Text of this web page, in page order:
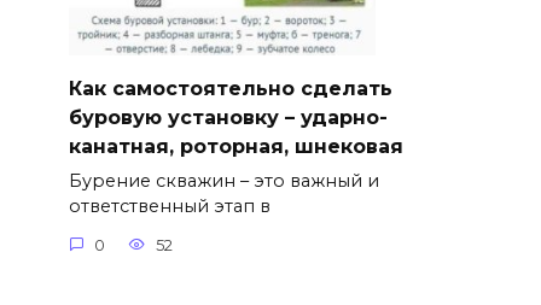
Как самостоятельно сделать
буровую установку – ударно-
канатная, роторная, шнековая
Бурение скважин – это важный и
ответственный этап в
0 52